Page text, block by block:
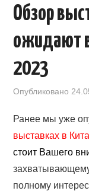
КАЛЕНДАРЬ
НОВОСТИ КИТАЯ
УСЛУГИ ПО
OPENCHINA
Обзор
ожидают
2023
Опубликовано
Ранее мы уже
выставках в
стоит Вашего
полному